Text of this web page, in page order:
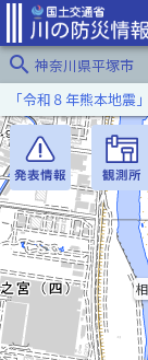
search 神奈川県平塚市